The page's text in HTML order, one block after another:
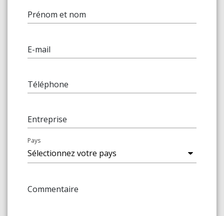
Prénom et nom
E-mail
Téléphone
Entreprise
Pays
Commentaire